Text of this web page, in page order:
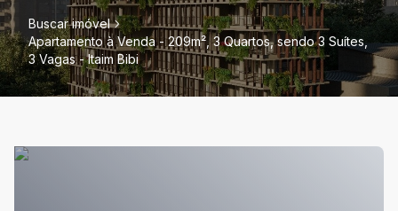
Buscar imóvel
Apartamento à Venda - 209m², 3 Quartos, sendo 3 Suítes,
3 Vagas - Itaim Bibi